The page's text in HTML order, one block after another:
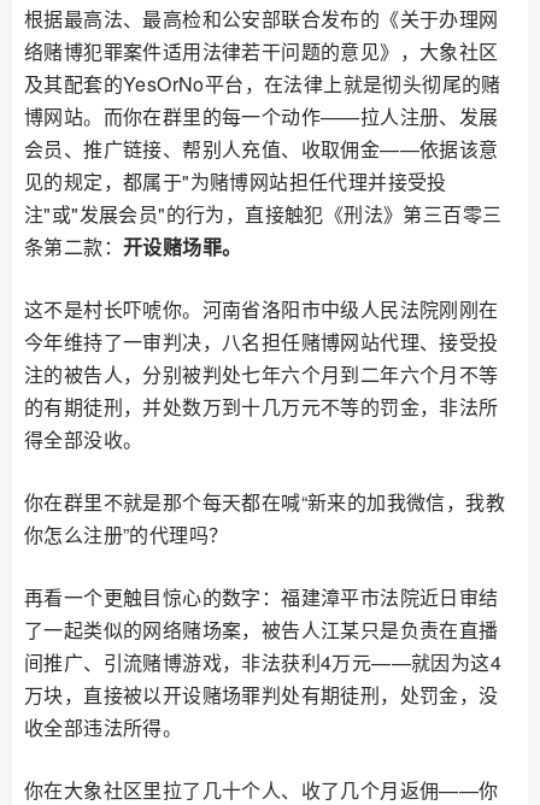
根据最高法、最高检和公安部联合发布的《关于办理网
络赌博犯罪案件适用法律若干问题的意见》，大象社区
及其配套的YesOrNo平台，在法律上就是彻头彻尾的赌
博网站。而你在群里的每一个动作——拉人注册、发展
会员、推广链接、帮别人充值、收取佣金——依据该意
见的规定，都属于"为赌博网站担任代理并接受投
注"或"发展会员"的行为，直接触犯《刑法》第三百零三
条第二款： 开设赌场罪。
这不是村长吓唬你。河南省洛阳市中级人民法院刚刚在
今年维持了一审判决，八名担任赌博网站代理、接受投
注的被告人，分别被判处七年六个月到二年六个月不等
的有期徒刑，并处数万到十几万元不等的罚金，非法所
得全部没收。
你在群里不就是那个每天都在喊“新来的加我微信，我教
你怎么注册”的代理吗？
再看一个更触目惊心的数字：福建漳平市法院近日审结
了一起类似的网络赌场案，被告人江某只是负责在直播
间推广、引流赌博游戏，非法获利4万元——就因为这4
万块，直接被以开设赌场罪判处有期徒刑，处罚金，没
收全部违法所得。
你在大象社区里拉了几十个人、收了几个月返佣——你